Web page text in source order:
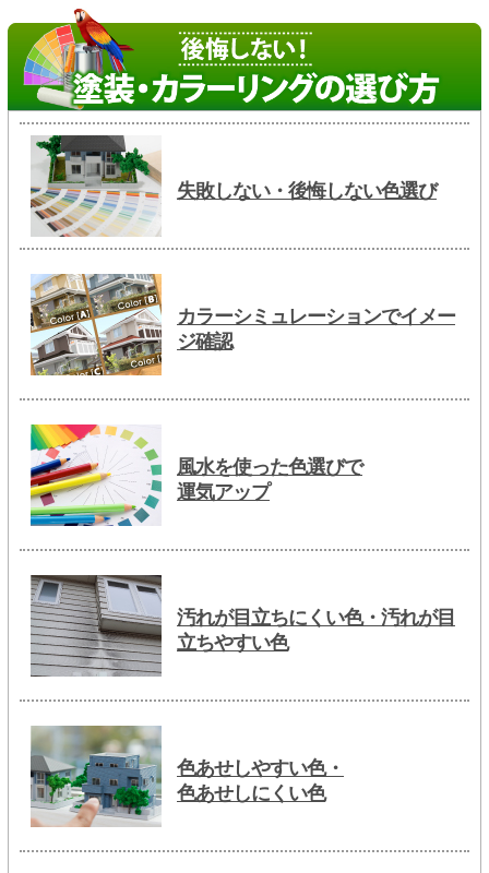
失敗しない・後悔しない色選び
カラーシミュレーションでイメー
ジ確認
風水を使った色選びで
運気アップ
汚れが目立ちにくい色・汚れが目
立ちやすい色
色あせしやすい色・
色あせしにくい色